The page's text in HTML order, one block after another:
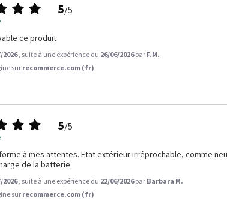
5/5
ce produit
2026 , suite à une expérience du 26/06/2026par F.M.
sur recommerce.com (fr)
5/5
à mes attentes. Etat extérieur irréprochable, comme
de la batterie.
2026 , suite à une expérience du 22/06/2026par Barbara M.
sur recommerce.com (fr)